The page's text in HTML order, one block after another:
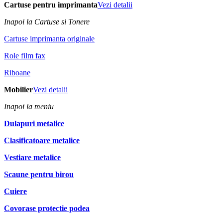
Cartuse pentru imprimantaVezi detalii
Inapoi la Cartuse si Tonere
Cartuse imprimanta originale
Role film fax
Riboane
MobilierVezi detalii
Inapoi la meniu
Dulapuri metalice
Clasificatoare metalice
Vestiare metalice
Scaune pentru birou
Cuiere
Covorase protectie podea